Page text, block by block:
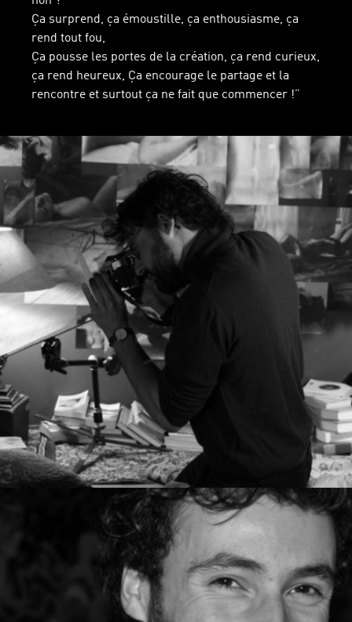
Ça surprend, ça émoustille, ça enthousiasme, ça
rend tout fou,
Ça pousse les portes de la création, ça rend curieux,
ça rend heureux, Ça encourage le partage et la
rencontre et surtout ça ne fait que commencer !”